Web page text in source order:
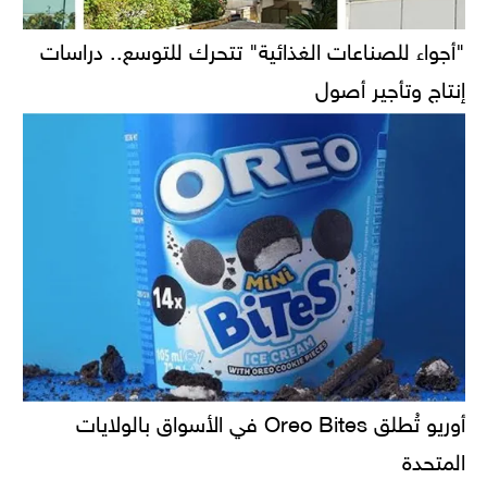
"أجواء للصناعات الغذائية" تتحرك للتوسع.. دراسات
إنتاج وتأجير أصول
أوريو تُطلق Oreo Bites في الأسواق بالولايات
المتحدة